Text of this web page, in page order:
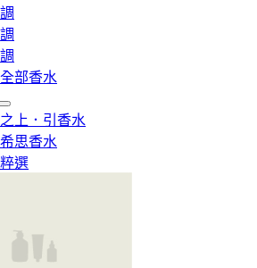
部香水
上．引香水
思香水
選